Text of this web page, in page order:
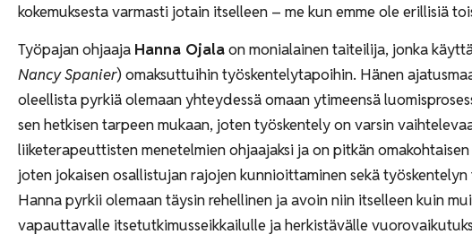
kokemuksesta varmasti jotain itselleen – me kun emme
Työpajan ohjaaja Hanna Ojalaon monialainen taiteilija, jonka
Nancy Spanier) omaksuttuihin työskentelytapoihin. Hänen
oleellista pyrkiä olemaan yhteydessä omaan ytimeensä
sen hetkisen tarpeen mukaan, joten työskentely on varsin
liiketerapeuttisten menetelmien ohjaajaksi ja on pitkän
joten jokaisen osallistujan rajojen kunnioittaminen sekä
Hanna pyrkii olemaan täysin rehellinen ja avoin niin itselleen kuin
vapauttavalle itsetutkimusseikkailulle ja herkistävälle